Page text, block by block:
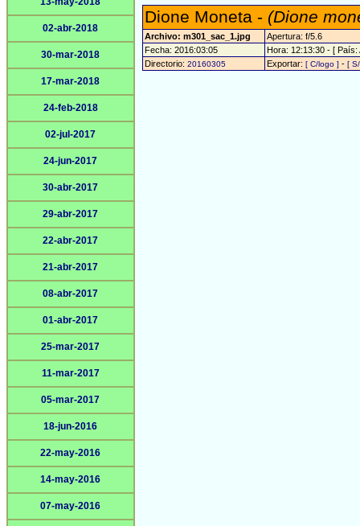
02-abr-2018
30-mar-2018
17-mar-2018
24-feb-2018
02-jul-2017
24-jun-2017
30-abr-2017
29-abr-2017
22-abr-2017
21-abr-2017
08-abr-2017
01-abr-2017
25-mar-2017
11-mar-2017
05-mar-2017
18-jun-2016
22-may-2016
14-may-2016
07-may-2016
Dione Moneta - (Dione
Archivo: m301_sac_1.jpg
Apertura: f/5.6
Fecha: 2016:03:05
Hora: 12:13:30 - [ País:
Directorio: 20160305 Exportar: [ C/logo ] - [